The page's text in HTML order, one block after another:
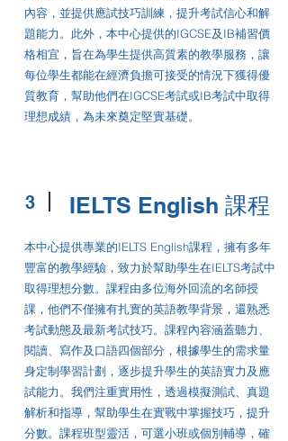
內容，並提供應試技巧訓練，提升考試信心和解
題能力。此外，本中心提供的IGCSE及IB補習價
格相宜，旨在為學生提供高質素的教學服務，讓
每位學生都能在經濟負擔可接受的情況下獲得優
質教育，幫助他們在IGCSE考試或IB考試中取得
理想成績，為未來奠定堅實基礎。
3 IELTS English 課程
本中心提供專業的IELTS English課程，擁有多年
豐富的教學經驗，致力於幫助學生在IELTS考試中
取得理想分數。課程由多位海外回流的名師授
課，他們不僅擁有扎實的英語教學背景，還熟悉
考試動態及最新考試技巧。課程內容涵蓋聽力、
閱讀、寫作及口語四個部分，根據學生的需求量
身定制學習計劃，逐步提升學生的英語實力及應
試能力。我們注重實用性，透過模擬測試、真題
解析和指導，幫助學生在實戰中掌握技巧，提升
分數。課程班型靈活，可選小班或個別輔導，確